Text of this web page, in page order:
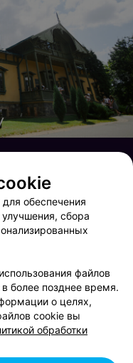
Poker Face
обеспечения
улучшения, сбора
файлов
более позднее время.
о целях,
cookie вы
обработки